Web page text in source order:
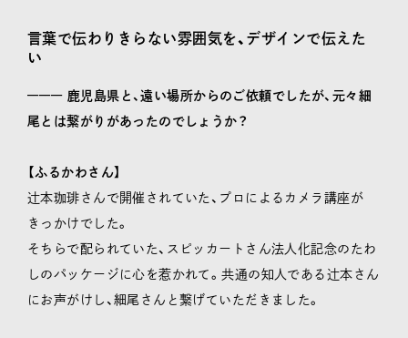
言葉で伝わりきらない雰囲気を、デザインで伝えた
い
–––––– 鹿児島県と、遠い場所からのご依頼でしたが、元々細
尾とは繋がりがあったのでしょうか？
【ふるかわさん】
辻本珈琲さんで開催されていた、プロによるカメラ講座が
きっかけでした。
そちらで配られていた、スピッカートさん法人化記念のたわ
しのパッケージに心を惹かれて。共通の知人である辻本さん
にお声がけし、細尾さんと繋げていただきました。